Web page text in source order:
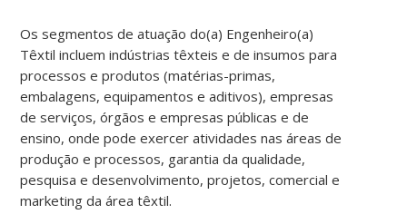
Os segmentos de atuação do(a) Engenheiro(a)
Têxtil incluem indústrias têxteis e de insumos para
processos e produtos (matérias-primas,
embalagens, equipamentos e aditivos), empresas
de serviços, órgãos e empresas públicas e de
ensino, onde pode exercer atividades nas áreas de
produção e processos, garantia da qualidade,
pesquisa e desenvolvimento, projetos, comercial e
marketing da área têxtil.